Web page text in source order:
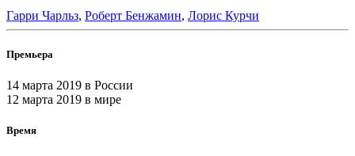
Гарри Чарльз, Роберт Бенжамин, Лорис Курчи
Премьера
14 марта 2019 в России
12 марта 2019 в мире
Время